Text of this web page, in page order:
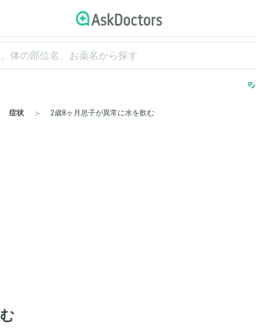
edit_note
症状 2歳8ヶ月息子が異常に水を飲む